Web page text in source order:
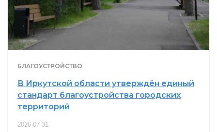
БЛАГОУСТРОЙСТВО
В Иркутской области утверждён единый
стандарт благоустройства городских
территорий
2026-07-31